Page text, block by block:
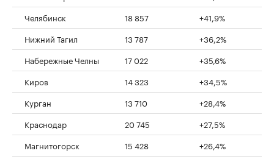
Челябинск
18 857
+41,9%
Нижний Тагил
13 787
+36,2%
Набережные Челны
17 022
+35,6%
Киров
14 323
+34,5%
Курган
13 710
+28,4%
Краснодар
20 745
+27,5%
Магнитогорск
15 428
+26,4%